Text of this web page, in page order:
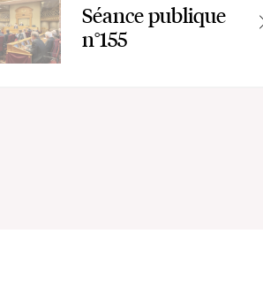
Séance publique
n°155